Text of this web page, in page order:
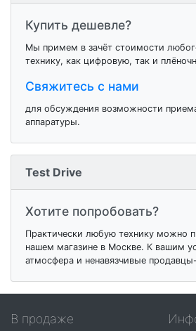
Купить дешевле?
Мы примем в зачёт стоимости
технику, как цифровую, так и
Свяжитесь с нами
для обсуждения возможности
аппаратуры.
Test Drive
Хотите попробовать?
Практически любую технику можно
нашем магазине в Москве. К вашим
атмосфера и ненавязчивые
В продаже